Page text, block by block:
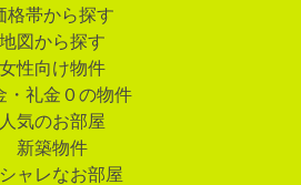
格帯から探す
地図から探す
女性向け物件
・礼金０の物件
人気のお部屋
新築物件
ャレなお部屋